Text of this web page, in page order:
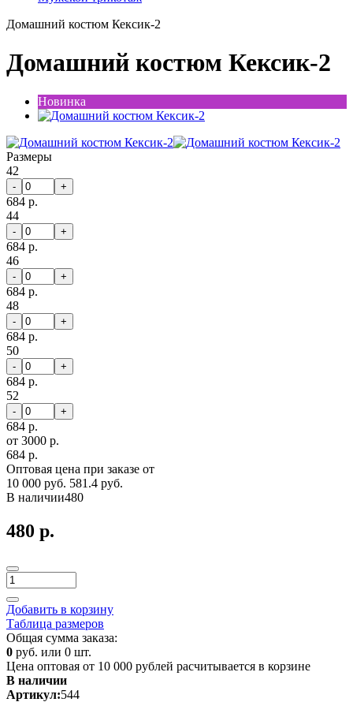
Домашний костюм Кексик-2
Домашний костюм Кексик-2
Новинка
Размеры
42
- +
684 р.
44
- +
684 р.
46
- +
684 р.
48
- +
684 р.
50
- +
684 р.
52
- +
684 р.
от 3000 р.
684 р.
Оптовая цена при заказе от
10 000 руб. 581.4 руб.
В наличии480
480 р.
Добавить в корзину
Таблица размеров
Общая сумма заказа:
0 руб. или 0 шт.
Цена оптовая от 10 000 рублей расчитывается в корзине
В наличии
Артикул:544